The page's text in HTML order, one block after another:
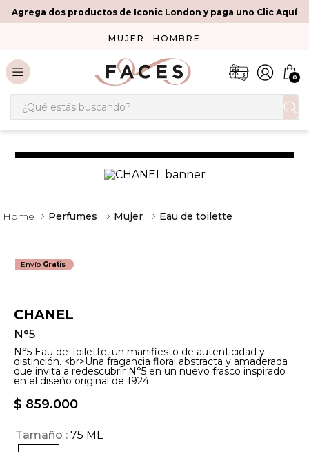
Agrega dos productos de Iconic London y paga uno Clic Aquí
MUJER HOMBRE
0
¿Qué estás buscando?
Perfumes Mujer Eau de toilette
Envío Gratis
CHANEL
N°5
N°5 Eau de Toilette, un manifiesto de autenticidad y
distinción. <br>Una fragancia floral abstracta y amaderada
que invita a redescubrir N°5 en un nuevo frasco inspirado
en el diseño original de 1924.
$ 859.000
Tamaño 75 ML